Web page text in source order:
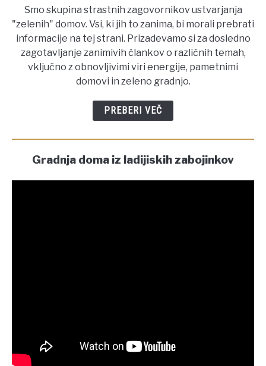
Smo skupina strastnih zagovornikov ustvarjanja
"zelenih" domov. Vsi, ki jih to zanima, bi morali prebrati
informacije na tej strani. Prizadevamo si za dosledno
zagotavljanje zanimivih člankov o različnih temah,
vključno z obnovljivimi viri energije, pametnimi
domovi in zeleno gradnjo.
PREBERI VEČ
Gradnja doma iz ladijiskih zabojinkov